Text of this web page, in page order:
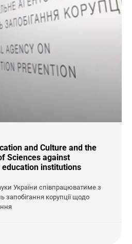
and Culture and the
Sciences against
institutions
України співпрацюватиме з
запобігання корупції щодо